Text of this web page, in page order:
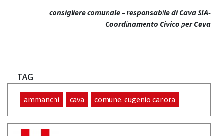
consigliere comunale – responsabile di Cava SIA-
Coordinamento Civico per Cava
TAG
ammanchi cava comune. eugenio canora